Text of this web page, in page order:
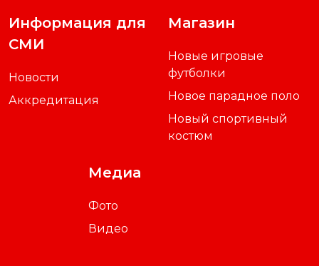
Информация для
СМИ
Новости
Аккредитация
Магазин
Новые игровые
футболки
Новое парадное поло
Новый спортивный
костюм
Медиа
Фото
Видео